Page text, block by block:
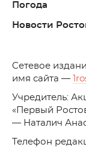
Погода
Новости
Cетевое
имя сайта —
Учредитель:
«Первый
— Наталич
Телефон